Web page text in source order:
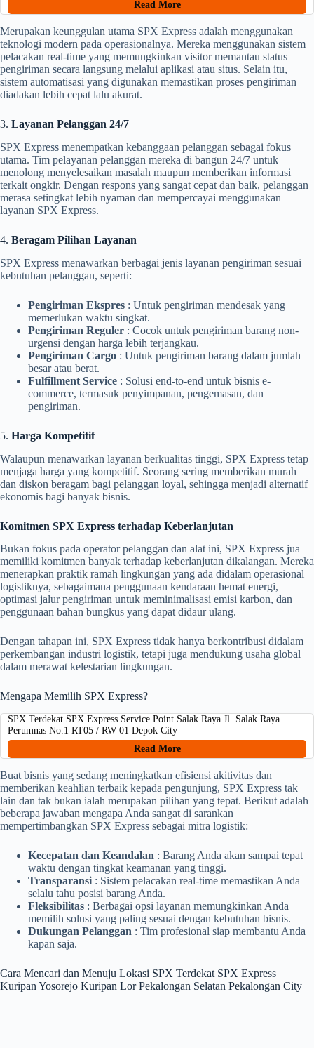
Read More
Merupakan keunggulan utama SPX Express adalah menggunakan
teknologi modern pada operasionalnya. Mereka menggunakan sistem
pelacakan real-time yang memungkinkan visitor memantau status
pengiriman secara langsung melalui aplikasi atau situs. Selain itu,
sistem automatisasi yang digunakan memastikan proses pengiriman
diadakan lebih cepat lalu akurat.
3. Layanan Pelanggan 24/7
SPX Express menempatkan kebanggaan pelanggan sebagai fokus
utama. Tim pelayanan pelanggan mereka di bangun 24/7 untuk
menolong menyelesaikan masalah maupun memberikan informasi
terkait ongkir. Dengan respons yang sangat cepat dan baik, pelanggan
merasa setingkat lebih nyaman dan mempercayai menggunakan
layanan SPX Express.
4. Beragam Pilihan Layanan
SPX Express menawarkan berbagai jenis layanan pengiriman sesuai
kebutuhan pelanggan, seperti:
Pengiriman Ekspres : Untuk pengiriman mendesak yang
memerlukan waktu singkat.
Pengiriman Reguler : Cocok untuk pengiriman barang non-
urgensi dengan harga lebih terjangkau.
Pengiriman Cargo : Untuk pengiriman barang dalam jumlah
besar atau berat.
Fulfillment Service : Solusi end-to-end untuk bisnis e-
commerce, termasuk penyimpanan, pengemasan, dan
pengiriman.
5. Harga Kompetitif
Walaupun menawarkan layanan berkualitas tinggi, SPX Express tetap
menjaga harga yang kompetitif. Seorang sering memberikan murah
dan diskon beragam bagi pelanggan loyal, sehingga menjadi alternatif
ekonomis bagi banyak bisnis.
Komitmen SPX Express terhadap Keberlanjutan
Bukan fokus pada operator pelanggan dan alat ini, SPX Express jua
memiliki komitmen banyak terhadap keberlanjutan dikalangan. Mereka
menerapkan praktik ramah lingkungan yang ada didalam operasional
logistiknya, sebagaimana penggunaan kendaraan hemat energi,
optimasi jalur pengiriman untuk meminimalisasi emisi karbon, dan
penggunaan bahan bungkus yang dapat didaur ulang.
Dengan tahapan ini, SPX Express tidak hanya berkontribusi didalam
perkembangan industri logistik, tetapi juga mendukung usaha global
dalam merawat kelestarian lingkungan.
Mengapa Memilih SPX Express?
SPX Terdekat SPX Express Service Point Salak Raya Jl. Salak Raya
Perumnas No.1 RT05 / RW 01 Depok City
Read More
Buat bisnis yang sedang meningkatkan efisiensi akitivitas dan
memberikan keahlian terbaik kepada pengunjung, SPX Express tak
lain dan tak bukan ialah merupakan pilihan yang tepat. Berikut adalah
beberapa jawaban mengapa Anda sangat di sarankan
mempertimbangkan SPX Express sebagai mitra logistik:
Kecepatan dan Keandalan : Barang Anda akan sampai tepat
waktu dengan tingkat keamanan yang tinggi.
Transparansi : Sistem pelacakan real-time memastikan Anda
selalu tahu posisi barang Anda.
Fleksibilitas : Berbagai opsi layanan memungkinkan Anda
memilih solusi yang paling sesuai dengan kebutuhan bisnis.
Dukungan Pelanggan : Tim profesional siap membantu Anda
kapan saja.
Cara Mencari dan Menuju Lokasi SPX Terdekat SPX Express
Kuripan Yosorejo Kuripan Lor Pekalongan Selatan Pekalongan City